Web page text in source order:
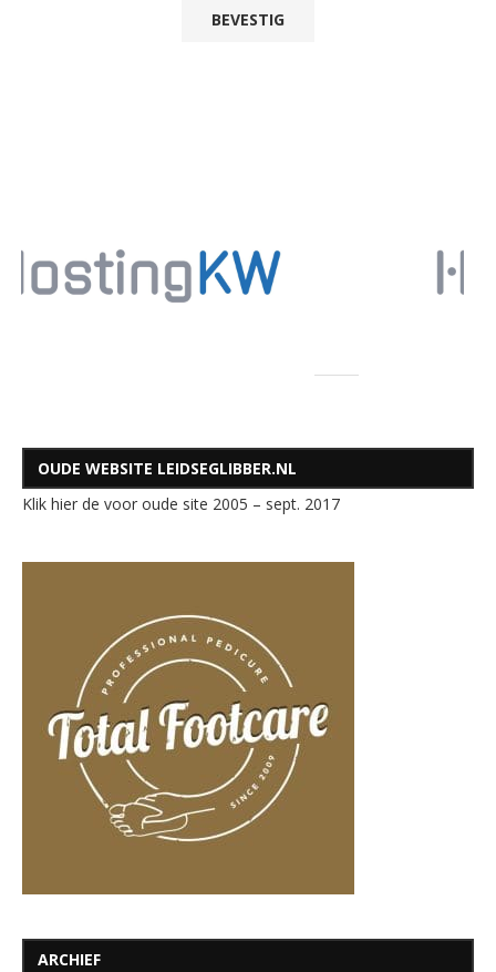
OUDE WEBSITE LEIDSEGLIBBER.NL
Klik hier de voor oude site 2005 – sept. 2017
ARCHIEF